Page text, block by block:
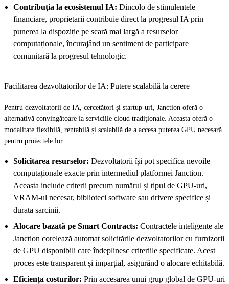
Contribuția la ecosistemul IA: Dincolo de stimulentele
financiare, proprietarii contribuie direct la progresul IA prin
punerea la dispoziție pe scară mai largă a resurselor
computaționale, încurajând un sentiment de participare
comunitară la progresul tehnologic.
Facilitarea dezvoltatorilor de IA: Putere scalabilă la cerere
Pentru dezvoltatorii de IA, cercetători și startup-uri, Janction oferă o
alternativă convingătoare la serviciile cloud tradiționale. Aceasta oferă o
modalitate flexibilă, rentabilă și scalabilă de a accesa puterea GPU necesară
pentru proiectele lor.
Solicitarea resurselor: Dezvoltatorii își pot specifica nevoile
computaționale exacte prin intermediul platformei Janction.
Aceasta include criterii precum numărul și tipul de GPU-uri,
VRAM-ul necesar, biblioteci software sau drivere specifice și
durata sarcinii.
Alocare bazată pe Smart Contracts: Contractele inteligente ale
Janction corelează automat solicitările dezvoltatorilor cu furnizorii
de GPU disponibili care îndeplinesc criteriile specificate. Acest
proces este transparent și imparțial, asigurând o alocare echitabilă.
Eficiența costurilor: Prin accesarea unui grup global de GPU-uri